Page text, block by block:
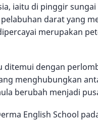
iaitu di pinggir
darat yang
merupakan
dengan
menghubungkan
berubah menjadi
English School